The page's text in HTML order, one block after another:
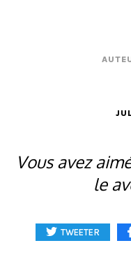
Vous avez
le
TWEETER